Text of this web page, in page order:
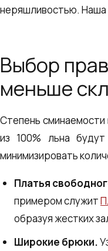
неряшливостью. Наша
Выбор
меньше
Степень
из 100% льна
минимизировать
Платья
примером служит
образуя жестких
Широкие брюки.